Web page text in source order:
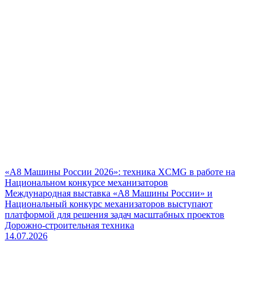
«А8 Машины России 2026»: техника XCMG в работе на
Национальном конкурсе механизаторов
Международная выставка «А8 Машины России» и
Национальный конкурс механизаторов выступают
платформой для решения задач масштабных проектов
Дорожно-строительная техника
14.07.2026